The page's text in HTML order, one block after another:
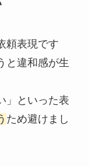
頼表現です
と違和感が生
」といった表
ため避けまし